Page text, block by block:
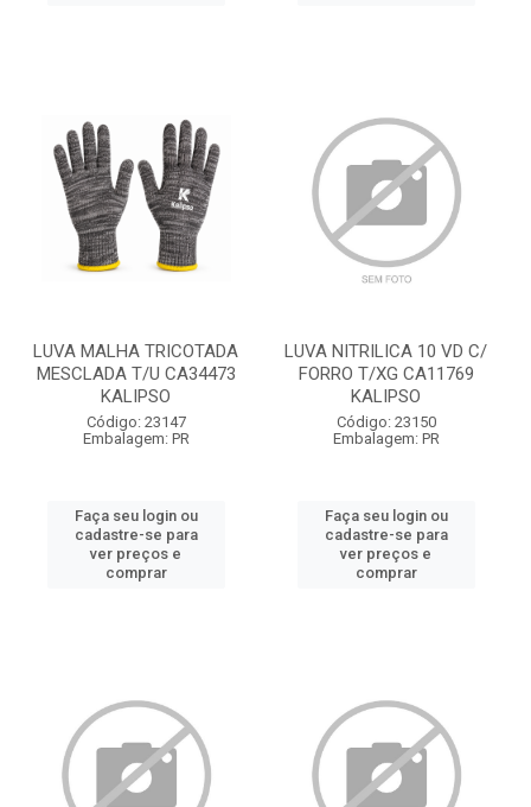
LUVA MALHA TRICOTADA
MESCLADA T/U CA34473
KALIPSO
Código: 23147
Embalagem: PR
Faça seu login ou
cadastre-se para
ver preços e
comprar
LUVA NITRILICA 10 VD C/
FORRO T/XG CA11769
KALIPSO
Código: 23150
Embalagem: PR
Faça seu login ou
cadastre-se para
ver preços e
comprar